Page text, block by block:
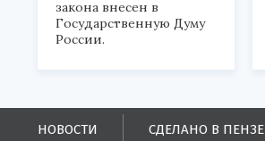
закона внесен в
Государственную Думу
России.
НОВОСТИ СДЕЛАНО В ПЕНЗЕ